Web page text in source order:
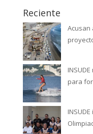
Reciente
Acusan
para